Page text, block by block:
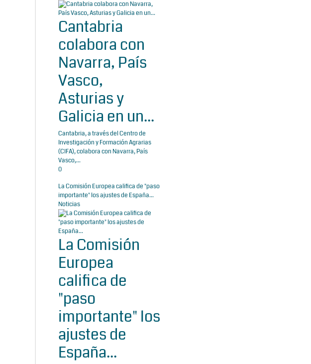
Cantabria
colabora con
Navarra, País
Vasco,
Asturias y
Galicia en un...
Cantabria, a través del Centro de
Investigación y Formación Agrarias
(CIFA), colabora con Navarra, País
Vasco,...
0
La Comisión Europea califica de "paso
importante" los ajustes de España...
Noticias
La Comisión
Europea
califica de
"paso
importante" los
ajustes de
España...